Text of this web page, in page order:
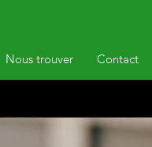
Nous trouver Contact